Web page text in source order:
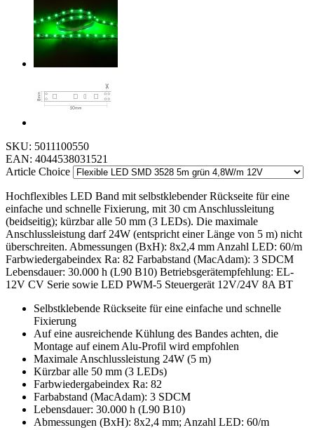
SKU: 5011100550
EAN: 4044538031521
Article Choice
Hochflexibles LED Band mit selbstklebender Rückseite für eine
einfache und schnelle Fixierung, mit 30 cm Anschlussleitung
(beidseitig); kürzbar alle 50 mm (3 LEDs). Die maximale
Anschlussleistung darf 24W (entspricht einer Länge von 5 m) nicht
überschreiten. Abmessungen (BxH): 8x2,4 mm Anzahl LED: 60/m
Farbwiedergabeindex Ra: 82 Farbabstand (MacAdam): 3 SDCM
Lebensdauer: 30.000 h (L90 B10) Betriebsgerätempfehlung: EL-
12V CV Serie sowie LED PWM-5 Steuergerät 12V/24V 8A BT
Selbstklebende Rückseite für eine einfache und schnelle
Fixierung
Auf eine ausreichende Kühlung des Bandes achten, die
Montage auf einem Alu-Profil wird empfohlen
Maximale Anschlussleistung 24W (5 m)
Kürzbar alle 50 mm (3 LEDs)
Farbwiedergabeindex Ra: 82
Farbabstand (MacAdam): 3 SDCM
Lebensdauer: 30.000 h (L90 B10)
Abmessungen (BxH): 8x2,4 mm; Anzahl LED: 60/m